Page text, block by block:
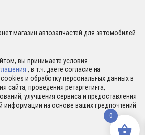
магазин автозапчастей для автомобилей
вы принимаете условия
, в т.ч. даете согласие на
и обработку персональных данных в
сайта, проведения ретаргетинга,
улучшения сервиса и предоставления
информации на основе ваших предпочтений
0